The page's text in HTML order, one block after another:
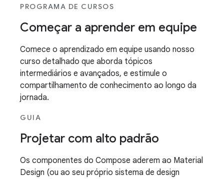
PROGRAMA DE CURSOS
Começar a aprender em equipe
Comece o aprendizado em equipe usando nosso
curso detalhado que aborda tópicos
intermediários e avançados, e estimule o
compartilhamento de conhecimento ao longo da
jornada.
GUIA
Projetar com alto padrão
Os componentes do Compose aderem ao Material
Design (ou ao seu próprio sistema de design